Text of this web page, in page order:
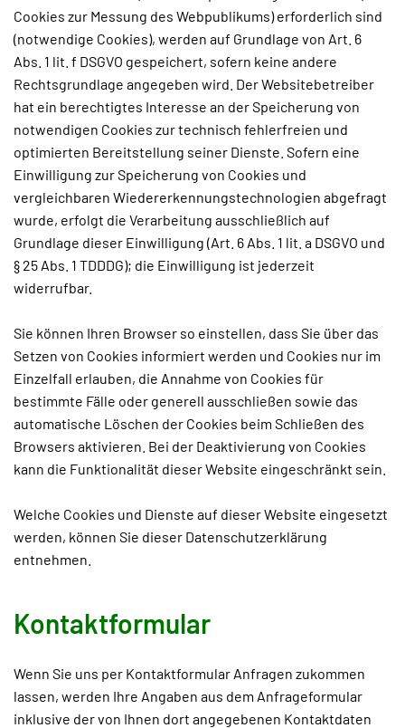
Cookies zur Messung des Webpublikums) erforderlich sind
(notwendige Cookies), werden auf Grundlage von Art. 6
Abs. 1 lit. f DSGVO gespeichert, sofern keine andere
Rechtsgrundlage angegeben wird. Der Websitebetreiber
hat ein berechtigtes Interesse an der Speicherung von
notwendigen Cookies zur technisch fehlerfreien und
optimierten Bereitstellung seiner Dienste. Sofern eine
Einwilligung zur Speicherung von Cookies und
vergleichbaren Wiedererkennungstechnologien abgefragt
wurde, erfolgt die Verarbeitung ausschließlich auf
Grundlage dieser Einwilligung (Art. 6 Abs. 1 lit. a DSGVO und
§ 25 Abs. 1 TDDDG); die Einwilligung ist jederzeit
widerrufbar.
Sie können Ihren Browser so einstellen, dass Sie über das
Setzen von Cookies informiert werden und Cookies nur im
Einzelfall erlauben, die Annahme von Cookies für
bestimmte Fälle oder generell ausschließen sowie das
automatische Löschen der Cookies beim Schließen des
Browsers aktivieren. Bei der Deaktivierung von Cookies
kann die Funktionalität dieser Website eingeschränkt sein.
Welche Cookies und Dienste auf dieser Website eingesetzt
werden, können Sie dieser Datenschutzerklärung
entnehmen.
Kontaktformular
Wenn Sie uns per Kontaktformular Anfragen zukommen
lassen, werden Ihre Angaben aus dem Anfrageformular
inklusive der von Ihnen dort angegebenen Kontaktdaten